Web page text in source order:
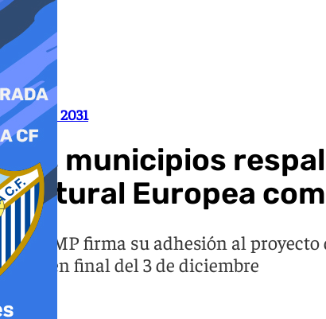
Granada 2031
Los municipios
Cultural Europea
La FAMP firma su adhesión al
examen final del 3 de diciembre